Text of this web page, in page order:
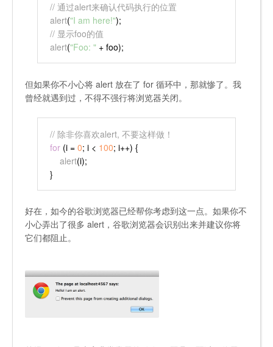
// 通过alert来确认代码执行的位置
alert("I am here!");
// 显示foo的值
alert("Foo: " + foo);
但如果你不小心将 alert 放在了 for 循环中，那就惨了。我
曾经就遇到过，不得不强行将浏览器关闭。
// 除非你喜欢alert, 不要这样做！
for (i = 0; i < 100; i++) {
alert(i);
}
好在，如今的谷歌浏览器已经帮你考虑到这一点。如果你不
小心弄出了很多 alert，谷歌浏览器会识别出来并建议你将
它们都阻止。